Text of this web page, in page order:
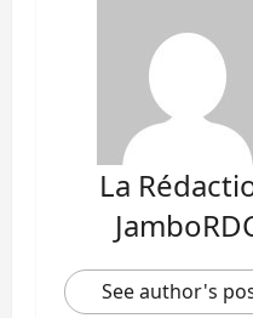
La
See author's